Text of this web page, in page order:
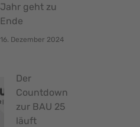
Jahr geht zu
Ende
16. Dezember 2024
Der
Countdown
zur BAU 25
läuft